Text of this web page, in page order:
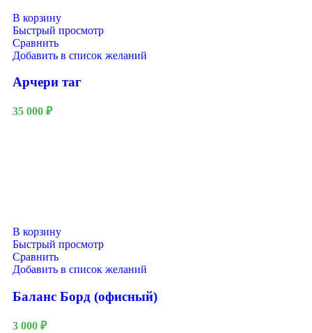
В корзину
Быстрый просмотр
Сравнить
Добавить в список желаний
Арчери таг
35 000 ₽
В корзину
Быстрый просмотр
Сравнить
Добавить в список желаний
Баланс Борд (офисный)
3 000 ₽